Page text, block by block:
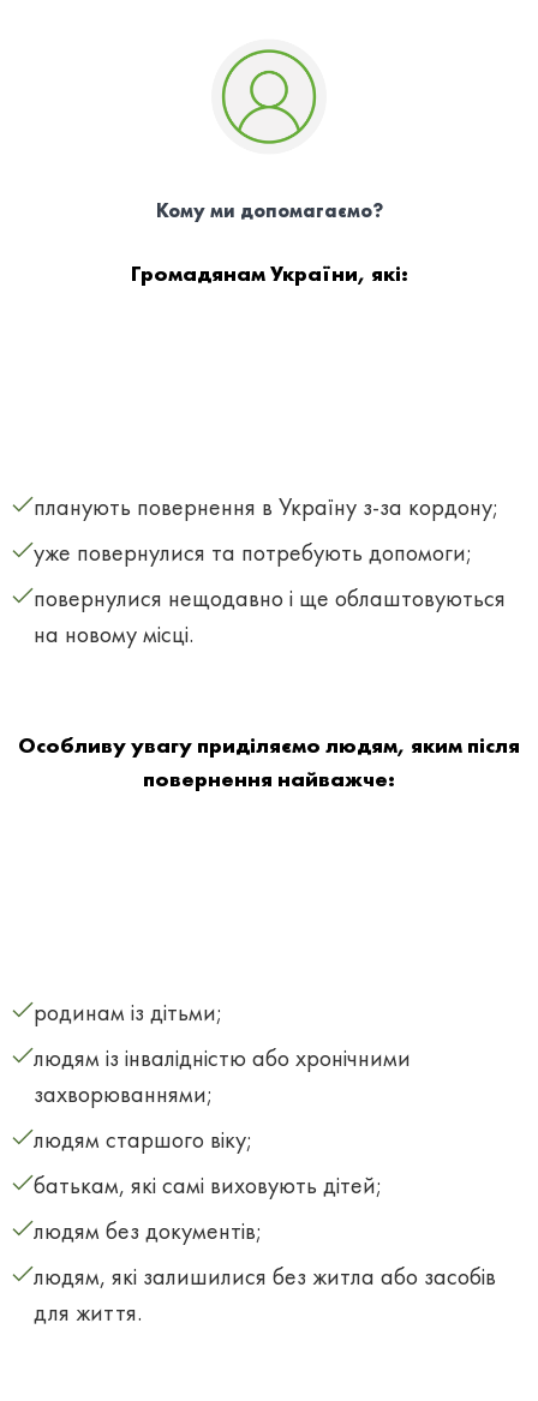
Кому ми допомагаємо?
Громадянам України, які:
планують повернення в Україну з-за кордону;
уже повернулися та потребують допомоги;
повернулися нещодавно і ще облаштовуються
на новому місці.
Особливу увагу приділяємо людям, яким після
повернення найважче:
родинам із дітьми;
людям із інвалідністю або хронічними
захворюваннями;
людям старшого віку;
батькам, які самі виховують дітей;
людям без документів;
людям, які залишилися без житла або засобів
для життя.